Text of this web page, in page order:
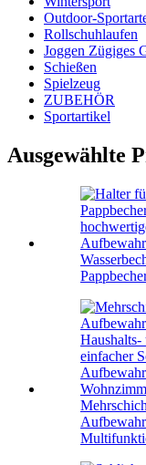
Outdoor-
Rollschuhlaufen
Joggen Zügiges
Schießen
Spielzeug
ZUBEHÖR
Sportartikel
Ausgewählte